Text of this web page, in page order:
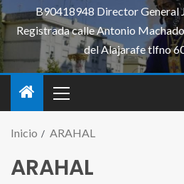
B90418948 Director General
Registrada calle Antonio
del Alajarafe tlfno
Inicio ARAHAL
ARAHAL